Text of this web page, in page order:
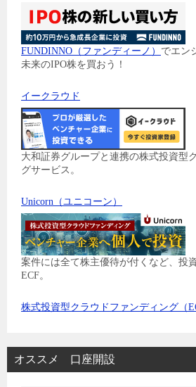
FUNDINNO（ファンディーノ） でエン
未来のIPO株を買おう！
イークラウド
大和証券グループと連携の株式投資型
グサービス。
Unicorn（ユニコーン）
案件には全て株主優待が付くなど、投
ECF。
株式投資型クラウドファンディング（
オススメ 口座開設